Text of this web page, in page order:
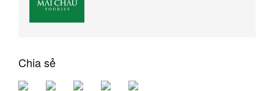
Chia sẻ